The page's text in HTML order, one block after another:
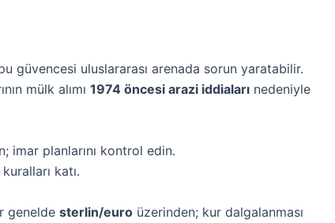
güvencesi uluslararası arenada sorun yaratabilir.
mülk alımı 1974 öncesi arazi iddiaları nedeniyle
imar planlarını kontrol edin.
katı.
genelde sterlin/euro üzerinden; kur dalgalanması